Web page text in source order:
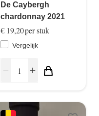
De Caybergh
chardonnay 2021
€ 19,20per stuk
Vergelijk
add